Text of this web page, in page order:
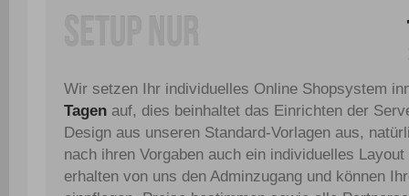
Setup nur
Wir setzen Ihr individuelles Online Shopsystem
Tagen auf, dies beinhaltet das Einrichten der
Design aus unseren Standard-Vorlagen aus,
nach ihren Vorgaben auch ein individuelles
erhalten von uns den Adminzugang und können